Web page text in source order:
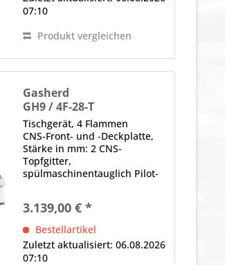
07:10
Produkt vergleichen
Gasherd
GH9 / 4F-28-T
Tischgerät, 4 Flammen
CNS-Front- und -Deckplatte,
Stärke in mm: 2 CNS-
Topfgitter,
spülmaschinentauglich Pilot-
Brennerdurchmesser (flexibel
tauschbar) Hinweis: Laut
Aufstellanforderungen für
gewerbliche Gasgeräte...
3.139,00 € *
Bestellartikel
Zuletzt aktualisiert: 06.08.2026
07:10